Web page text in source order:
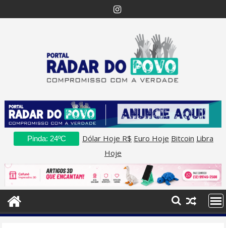
to
Pinda: 24ºC Dólar Hoje R$ Euro Hoje Bitcoin Libra
Hoje